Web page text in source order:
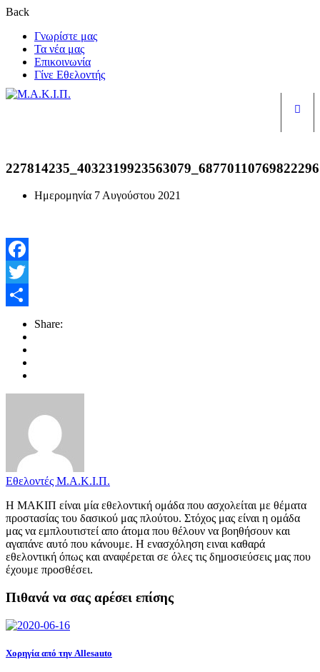
Back
Γνωρίστε μας
Τα νέα μας
Επικοινωνία
Γίνε Εθελοντής
Ημερομηνία 7 Αυγούστου 2021
Facebook
Twitter
Μοιραστείτε
Share:
Εθελοντές Μ.Α.Κ.Ι.Π.
Η ΜΑΚΙΠ είναι μία εθελοντική ομάδα που ασχολείται με θέματα
προστασίας του δασικού μας πλούτου. Στόχος μας είναι η ομάδα
μας να εμπλουτιστεί απο άτομα που θέλουν να βοηθήσουν και
αγαπάνε αυτό που κάνουμε. Η ενασχόληση ειναι καθαρά
εθελοντική όπως και αναφέρεται σε όλες τις δημοσιεύσεις μας που
έχουμε προσθέσει.
Πιθανά να σας αρέσει επίσης
Χορηγία από την Allesauto